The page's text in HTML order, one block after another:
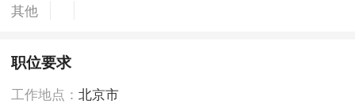
其他
职位要求
工作地点：北京市